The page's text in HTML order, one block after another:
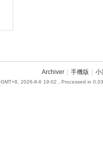
Archiver 手機版 小
GMT+8, 2026-8-6 19:02 , Processed in